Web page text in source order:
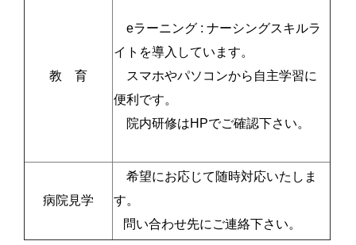
教 育
eラーニング : ナーシングスキルラ
イトを導入しています。
スマホやパソコンから自主学習に
便利です。
院内研修はHPでご確認下さい。
病院見学
希望にお応じて随時対応いたしま
す。
問い合わせ先にご連絡下さい。